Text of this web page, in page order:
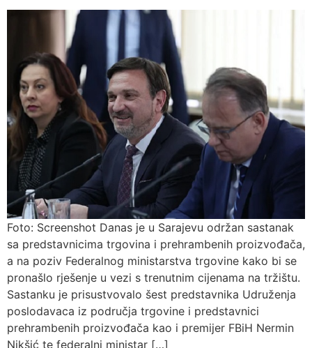
Foto: Screenshot Danas je u Sarajevu održan sastanak
sa predstavnicima trgovina i prehrambenih proizvođača,
a na poziv Federalnog ministarstva trgovine kako bi se
pronašlo rješenje u vezi s trenutnim cijenama na tržištu.
Sastanku je prisustvovalo šest predstavnika Udruženja
poslodavaca iz područja trgovine i predstavnici
prehrambenih proizvođača kao i premijer FBiH Nermin
Nikšić te federalni ministar […]